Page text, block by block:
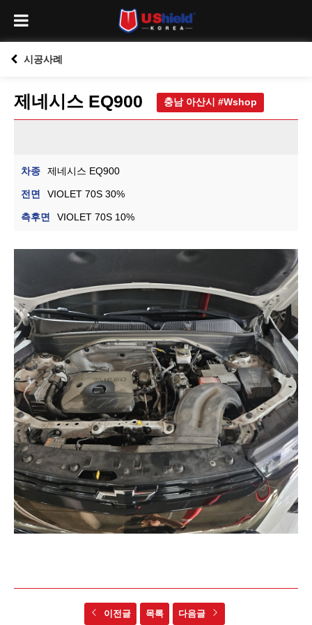
시공사례
제네시스 EQ900 충남 아산시 #Wshop
차종 제네시스 EQ900
전면 VIOLET 70S 30%
측후면 VIOLET 70S 10%
이전글 목록 다음글